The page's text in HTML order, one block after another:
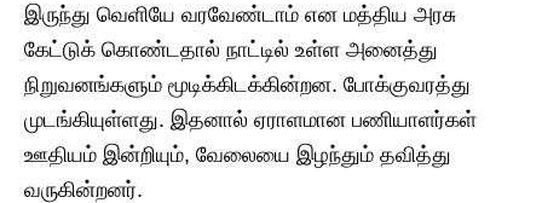
இருந்து வெளியே வரவேண்டாம் என மத்திய அரசு
கேட்டுக் கொண்டதால் நாட்டில் உள்ள அனைத்து
நிறுவனங்களும் மூடிக்கிடக்கின்றன. போக்குவரத்து
முடங்கியுள்ளது. இதனால் ஏராளமான பணியாளர்கள்
ஊதியம் இன்றியும், வேலையை இழந்தும் தவித்து
வருகின்றனர்.